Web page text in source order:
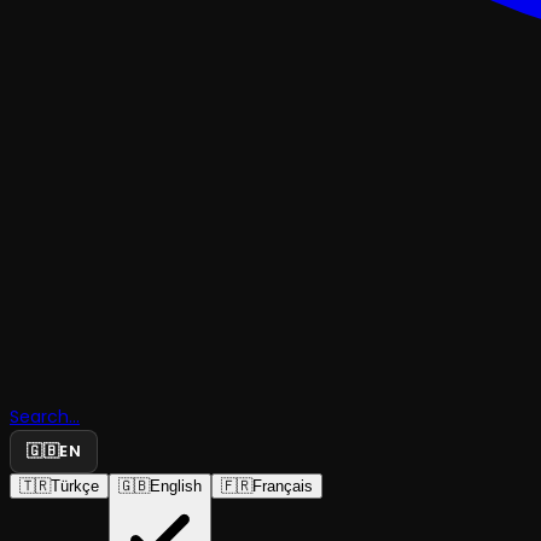
Search...
🇬🇧EN
🇹🇷Türkçe 🇬🇧English 🇫🇷Français
Diğerleri